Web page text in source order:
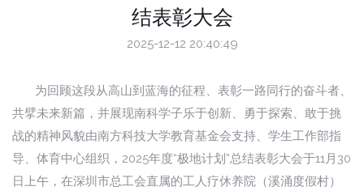
结表彰大会
2025-12-12 20:40:49
为回顾这段从高山到蓝海的征程、表彰一路同行的奋斗者、
共擘未来新篇，并展现南科学子乐于创新、勇于探索、敢于挑
战的精神风貌由南方科技大学教育基金会支持、学生工作部指
导、体育中心组织，2025年度“极地计划”总结表彰大会于11月30
日上午，在深圳市总工会直属的工人疗休养院（溪涌度假村）